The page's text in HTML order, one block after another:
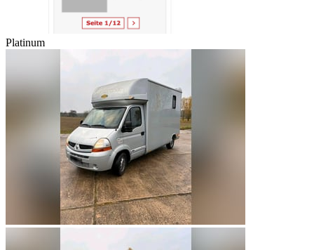
Platinum